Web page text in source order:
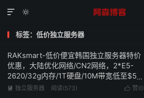


标签：低价独立服务器
RAKsmart-低价便宜韩国独立服务器特价
优惠，大陆优化网络/CN2网络，2*E5-
2620/32g内存/1T硬盘/10M带宽低至$59/
月
 赞(0
 独立服务器 阅读(573)